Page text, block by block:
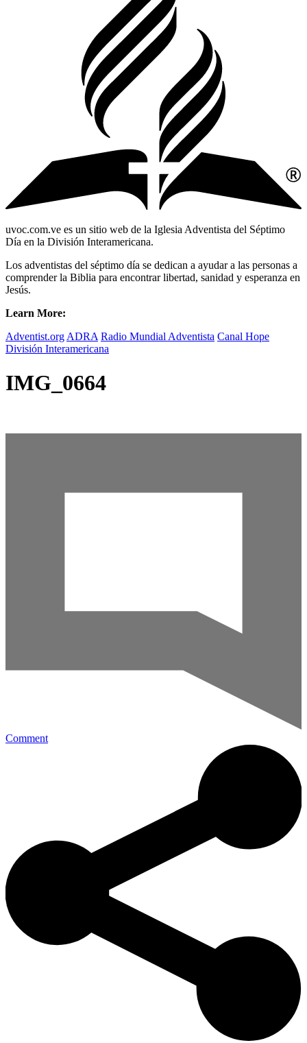
uvoc.com.ve es un sitio web de la Iglesia Adventista del Séptimo
Día en la División Interamericana.
Los adventistas del séptimo día se dedican a ayudar a las personas a
comprender la Biblia para encontrar libertad, sanidad y esperanza en
Jesús.
Learn More:
Adventist.org ADRA Radio Mundial Adventista Canal Hope
División Interamericana
IMG_0664
Comment